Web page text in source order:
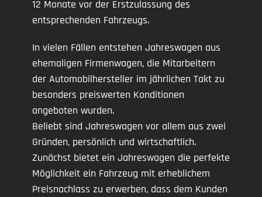
12 Monate vor der Erstzulassung des
entsprechenden Fahrzeugs.
In vielen Fällen entstehen Jahreswagen aus
ehemaligen Firmenwagen, die Mitarbeitern
der Automobilhersteller im jährlichen Takt zu
besonders preiswerten Konditionen
angeboten wurden.
Beliebt sind Jahreswagen vor allem aus zwei
Gründen, persönlich und wirtschaftlich.
Zunächst bietet ein Jahreswagen die perfekte
Möglichkeit ein Fahrzeug mit erheblichem
Preisnachlass zu erwerben, dass dem Kunden